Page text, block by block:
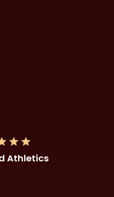
Athletics